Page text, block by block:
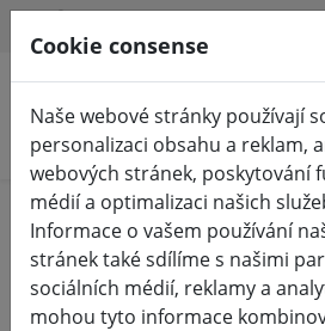
Hledat produkty
Home %Prodej
Cookie consense
Naše webové stránky používají
personalizaci obsahu a reklam,
webových stránek, poskytování
médií a optimalizaci našich
Informace o vašem používání
stránek také sdílíme s našimi
sociálních médií, reklamy a
mohou tyto informace